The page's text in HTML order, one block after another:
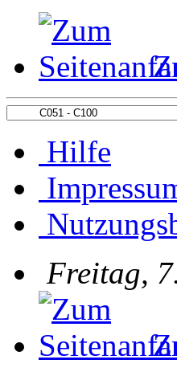
Hilfe
Freitag,